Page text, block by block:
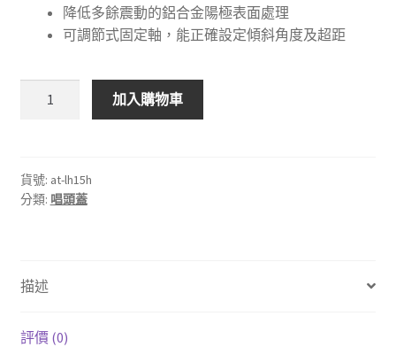
降低多餘震動的鋁合金陽極表面處理
可調節式固定軸，能正確設定傾斜角度及超距
三
角
LH15H
頭
加入購物車
貨號: at-lh15h
分類: 唱頭蓋
描述
評價 (0)